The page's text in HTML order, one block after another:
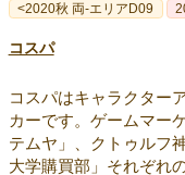
<2020秋 両-エリアD09
コスパ
コスパはキャラクター
カーです。ゲームマー
テムヤ」、クトゥルフ
大学購買部」それぞれ